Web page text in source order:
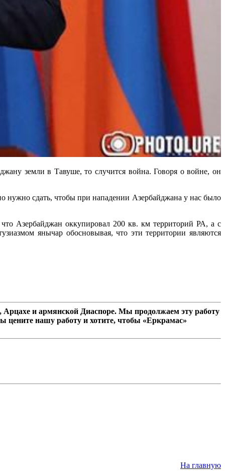
земли в Тавуше, то случится война. Говоря о войне, он
нужно сдать, чтобы при нападении Азербайджана у нас было
Азербайджан оккупировал 200 кв. км территорий РА, а с
янычар обосновывая, что эти территории являются
и армянской Диаспоре. Мы продолжаем эту работу
цените нашу работу и хотите, чтобы «Еркрамас»
На главную